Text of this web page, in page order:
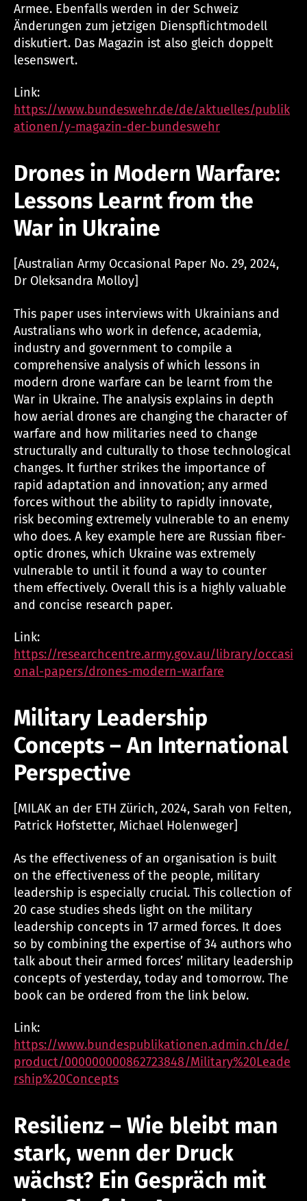
Armee. Ebenfalls werden in der Schweiz
Änderungen zum jetzigen Dienspflichtmodell
diskutiert. Das Magazin ist also gleich doppelt
lesenswert.
Link:
https://www.bundeswehr.de/de/aktuelles/publik
ationen/y-magazin-der-bundeswehr
Drones in Modern Warfare:
Lessons Learnt from the
War in Ukraine
[Australian Army Occasional Paper No. 29, 2024,
Dr Oleksandra Molloy]
This paper uses interviews with Ukrainians and
Australians who work in defence, academia,
industry and government to compile a
comprehensive analysis of which lessons in
modern drone warfare can be learnt from the
War in Ukraine. The analysis explains in depth
how aerial drones are changing the character of
warfare and how militaries need to change
structurally and culturally to those technological
changes. It further strikes the importance of
rapid adaptation and innovation; any armed
forces without the ability to rapidly innovate,
risk becoming extremely vulnerable to an enemy
who does. A key example here are Russian fiber-
optic drones, which Ukraine was extremely
vulnerable to until it found a way to counter
them effectively. Overall this is a highly valuable
and concise research paper.
Link:
https://researchcentre.army.gov.au/library/occasi
onal-papers/drones-modern-warfare
Military Leadership
Concepts – An International
Perspective
[MILAK an der ETH Zürich, 2024, Sarah von Felten,
Patrick Hofstetter, Michael Holenweger]
As the effectiveness of an organisation is built
on the effectiveness of the people, military
leadership is especially crucial. This collection of
20 case studies sheds light on the military
leadership concepts in 17 armed forces. It does
so by combining the expertise of 34 authors who
talk about their armed forces’ military leadership
concepts of yesterday, today and tomorrow. The
book can be ordered from the link below.
Link:
https://www.bundespublikationen.admin.ch/de/
product/000000000862723848/Military%20Leade
rship%20Concepts
Resilienz – Wie bleibt man
stark, wenn der Druck
wächst? Ein Gespräch mit